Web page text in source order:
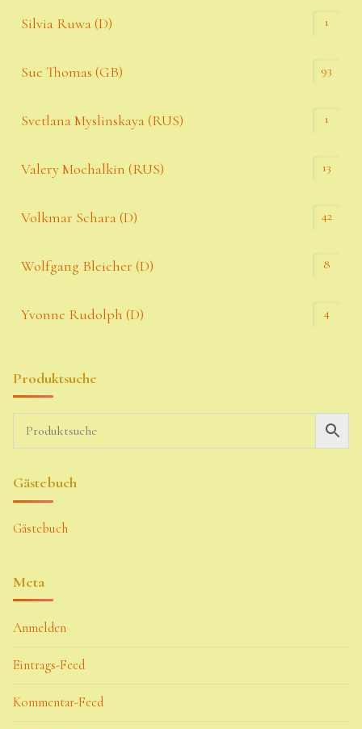
Silvia Ruwa (D) 1
Sue Thomas (GB) 93
Svetlana Myslinskaya (RUS) 1
Valery Mochalkin (RUS) 13
Volkmar Schara (D) 42
Wolfgang Bleicher (D) 8
Yvonne Rudolph (D) 4
Produktsuche
Gästebuch
Gästebuch
Meta
Anmelden
Eintrags-Feed
Kommentar-Feed